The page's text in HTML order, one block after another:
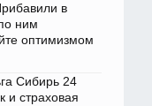
в
ним
оптимизмом
Сибирь 24
и страховая